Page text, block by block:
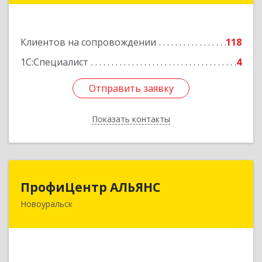
Клиентов на сопровождении
118
1С:Специалист
4
Отправить заявку
Показать контакты
Отправить заявку
Назад
ПрофиЦентр АЛЬЯНС
Новоуральск
624133, Свердловская обл, Новоуральск г, Льва